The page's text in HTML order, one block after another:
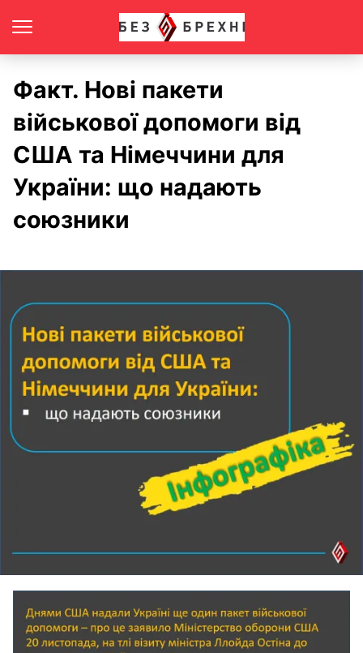
Факт. Нові пакети
військової допомоги від
США та Німеччини для
України: що надають
союзники